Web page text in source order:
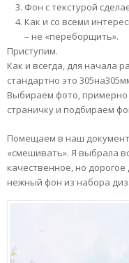
Фон с текстурой
Как и со всеми
– не «переборщить».
Приступим.
Как и всегда, для начала
стандартно это
Выбираем фото,
страничку и подбираем
Помещаем в наш
«смешивать». Я выбрала
качественное, но
нежный фон из набора